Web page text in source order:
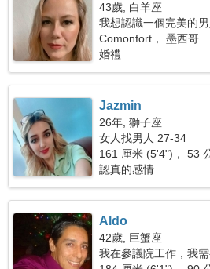
43歲, 白羊座
我想認識一個完美的男
Comonfort， 墨西哥
婚禮
Jazmin
26年, 獅子座
女人找男人 27-34
161 厘米 (5'4")， 53
認真的感情
Aldo
42歲, 巨蟹座
我在參議院工作，我